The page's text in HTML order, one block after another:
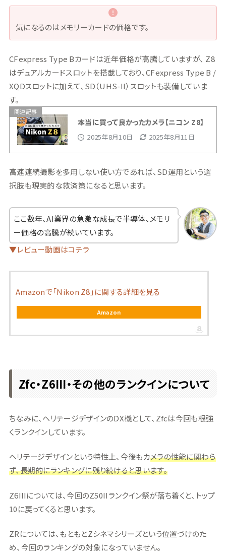
気になるのはメモリーカードの価格です。
CFexpress Type Bカードは近年価格が高騰していますが、 Z8
はデュアルカードスロットを搭載しており、CFexpress Type B /
XQDスロットに加えて、SD（UHS-II）スロットも装備していま
す。
関連記事
本当に買って良かったカメラ【ニコン Z8】
2025年8月10日 2025年8月11日
高速連続撮影を多用しない使い方であれば、SD運用という選
択肢も現実的な救済策になると思います。
ここ数年、AI業界の急激な成長で半導体、メモリ
ー価格の高騰が続いています。
▼レビュー動画はコチラ
Amazonで「Nikon Z8」に関する詳細を見る
Amazon
Zfc・Z6III・その他のランクインについて
ちなみに、ヘリテージデザインのDX機として、Zfcは今回も根強
くランクインしています。
ヘリテージデザインという特性上、今後もカメラの性能に関わら
ず、長期的にランキングに残り続けると思います。
Z6IIIについては、今回のZ50IIランクイン祭が落ち着くと、トップ
10に戻ってくると思います。
ZRについては、もともとZシネマシリーズという位置づけのた
め、今回のランキングの対象になっていません。